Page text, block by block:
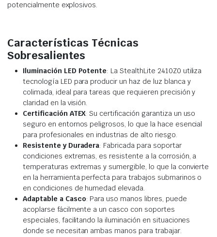
potencialmente explosivos.
Características Técnicas
Sobresalientes
Iluminación LED Potente: La StealthLite 2410Z0 utiliza
tecnología LED para producir un haz de luz blanca y
colimada, ideal para tareas que requieren precisión y
claridad en la visión.
Certificación ATEX: Su certificación garantiza un uso
seguro en entornos peligrosos, lo que la hace esencial
para profesionales en industrias de alto riesgo.
Resistente y Duradera: Fabricada para soportar
condiciones extremas, es resistente a la corrosión, a
temperaturas extremas y sumergible, lo que la convierte
en la herramienta perfecta para trabajos submarinos o
en condiciones de humedad elevada.
Adaptable a Casco: Para uso manos libres, puede
acoplarse fácilmente a un casco con soportes
especiales, facilitando la iluminación en situaciones
donde se necesitan ambas manos para trabajar.